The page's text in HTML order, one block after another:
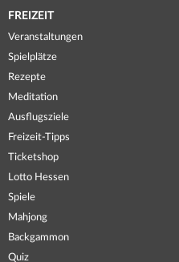
FREIZEIT
Veranstaltungen
Spielplätze
Rezepte
Meditation
Ausflugsziele
Freizeit-Tipps
Ticketshop
Lotto Hessen
Spiele
Mahjong
Backgammon
Quiz